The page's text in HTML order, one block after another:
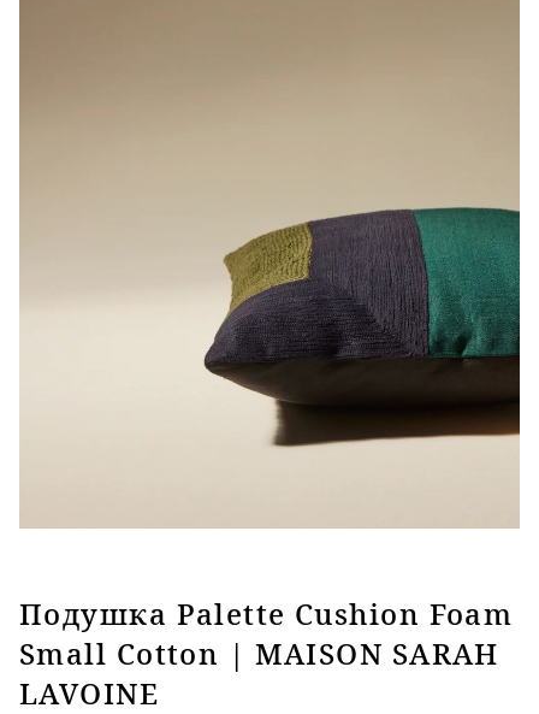
Подушка Palette Cushion Foam
Small Cotton | MAISON SARAH
LAVOINE